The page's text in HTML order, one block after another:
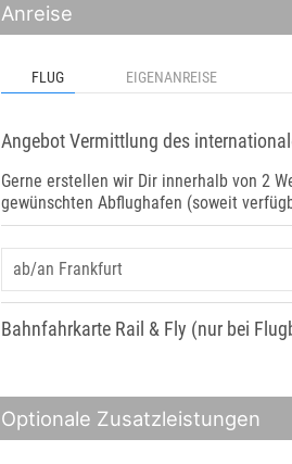
Anreise
FLUG EIGENANREISE
Angebot Vermittlung des
Gerne erstellen wir Dir innerhalb von 2
gewünschten Abflughafen (soweit
Bahnfahrkarte Rail & Fly (nur bei
Optionale Zusatzleistungen